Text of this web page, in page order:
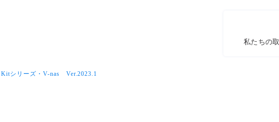
私たちの
シリーズ・V-nas Ver.2023.1